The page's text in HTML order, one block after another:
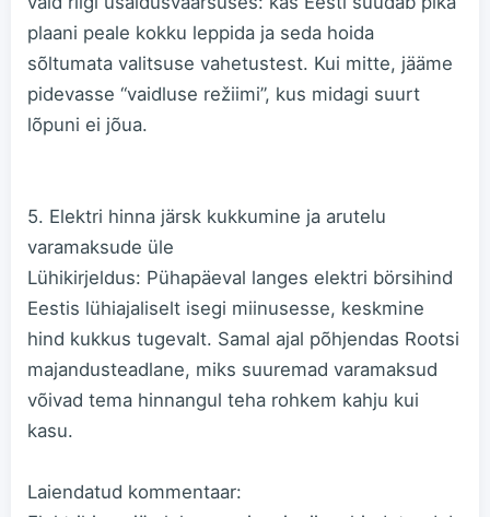
plaani peale kokku leppida ja seda hoida
sõltumata valitsuse vahetustest. Kui mitte, jääme
pidevasse “vaidluse režiimi”, kus midagi suurt
lõpuni ei jõua.
5. Elektri hinna järsk kukkumine ja arutelu
varamaksude üle
Lühikirjeldus: Pühapäeval langes elektri börsihind
Eestis lühiajaliselt isegi miinusesse, keskmine
hind kukkus tugevalt. Samal ajal põhjendas Rootsi
majandusteadlane, miks suuremad varamaksud
võivad tema hinnangul teha rohkem kahju kui
kasu.
Laiendatud kommentaar: